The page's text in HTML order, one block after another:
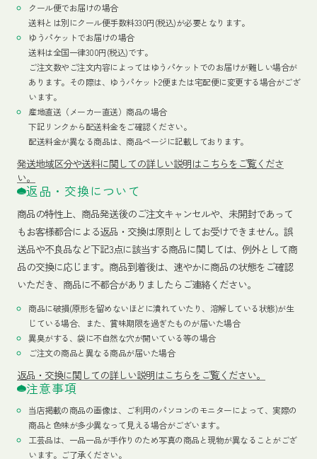
クール便でお届けの場合
送料とは別にクール便手数料330円(税込)が必要となります。
ゆうパケットでお届けの場合
送料は全国一律300円(税込)です。
ご注文数やご注文内容によってはゆうパケットでのお届けが難しい場合が
あります。その際は、ゆうパケット2便または宅配便に変更する場合がござ
います。
産地直送（メーカー直送）商品の場合
下記リンクから配送料金をご確認ください。
配送料金が異なる商品は、商品ページに記載しております。
発送地域区分や送料に関しての詳しい説明はこちらをご覧くださ
い。
返品・交換について
商品の特性上、商品発送後のご注文キャンセルや、未開封であって
もお客様都合による返品・交換は原則としてお受けできません。誤
送品や不良品など下記3点に該当する商品に関しては、例外として商
品の交換に応じます。商品到着後は、速やかに商品の状態をご確認
いただき、商品に不都合がありましたらご連絡ください。
商品に破損(原形を留めないほどに潰れていたり、溶解している状態)が生
じている場合、また、賞味期限を過ぎたものが届いた場合
異臭がする、袋に不自然な穴が開いている等の場合
ご注文の商品と異なる商品が届いた場合
返品・交換に関しての詳しい説明はこちらをご覧ください。
注意事項
当店掲載の商品の画像は、ご利用のパソコンのモニターによって、実際の
商品と色味が多少異なって見える場合がございます。
工芸品は、一品一品が手作りのため写真の商品と現物が異なることがござ
います。ご了承ください。